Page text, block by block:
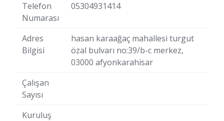
Telefon
Numarası
05304931414
Adres
Bilgisi
hasan karaağaç mahallesi turgut
özal bulvarı no:39/b-c merkez,
03000 afyonkarahisar
Çalışan
Sayısı
Kuruluş